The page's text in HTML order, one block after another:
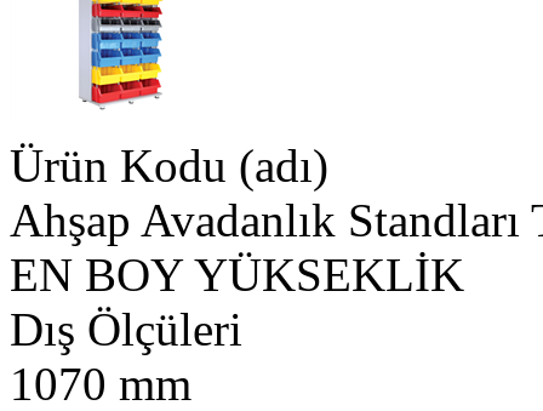
Ürün Kodu (adı)
Ahşap Avadanlık
EN BOY YÜKSEKLİK
Dış Ölçüleri
1070 mm